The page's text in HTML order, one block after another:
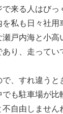
来る人はびっ
私も日々社用
戸内海と小高
り、走ってい
、すれ違うと
も駐車場が比
自由しません